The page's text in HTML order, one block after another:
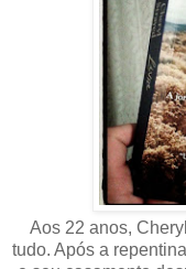
Aos 22 anos,
tudo. Após a